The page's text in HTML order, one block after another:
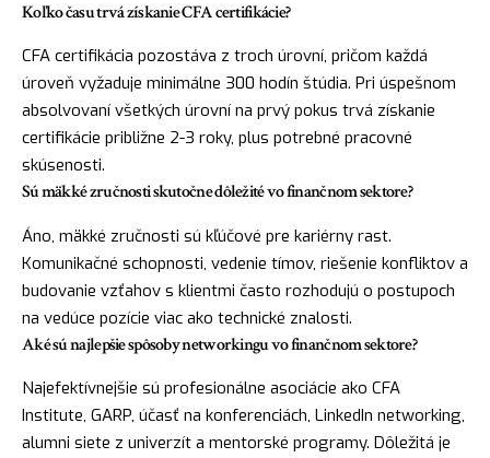
Koľko času trvá získanie CFA certifikácie?
CFA certifikácia pozostáva z troch úrovní, pričom každá
úroveň vyžaduje minimálne 300 hodín štúdia. Pri úspešnom
absolvovaní všetkých úrovní na prvý pokus trvá získanie
certifikácie približne 2-3 roky, plus potrebné pracovné
skúsenosti.
Sú mäkké zručnosti skutočne dôležité vo finančnom sektore?
Áno, mäkké zručnosti sú kľúčové pre kariérny rast.
Komunikačné schopnosti, vedenie tímov, riešenie konfliktov a
budovanie vzťahov s klientmi často rozhodujú o postupoch
na vedúce pozície viac ako technické znalosti.
Aké sú najlepšie spôsoby networkingu vo finančnom sektore?
Najefektívnejšie sú profesionálne asociácie ako CFA
Institute, GARP, účasť na konferenciách, LinkedIn networking,
alumni siete z univerzít a mentorské programy. Dôležitá je